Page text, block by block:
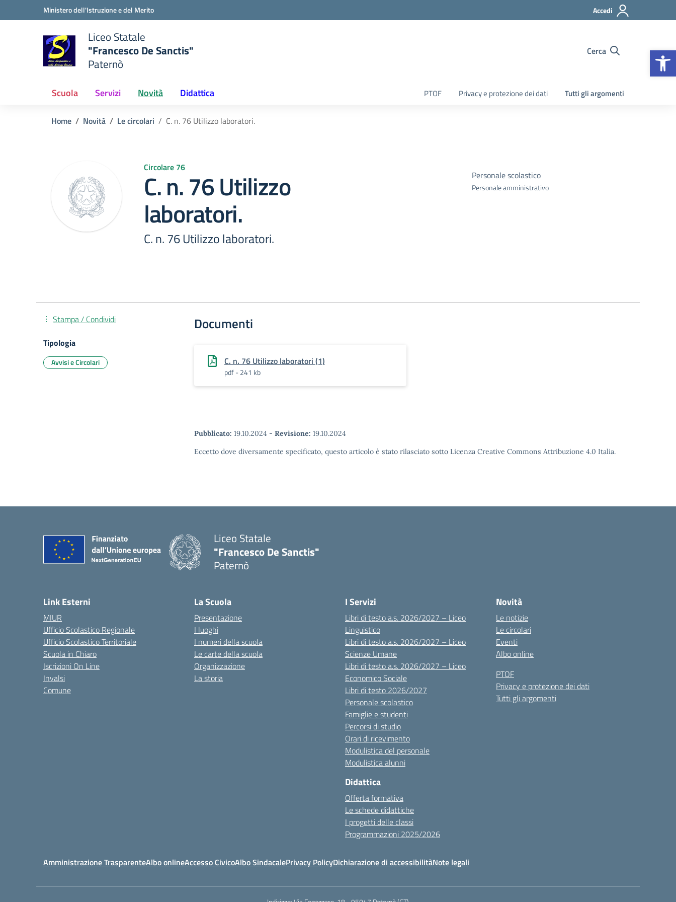
Vai ai contenuti
Vai al menu di navigazioneMinistero dell'Istruzione e del Merito Accedi
scuola
Liceo Statale
"Francesco De Sanctis"
Paternò
Cerca
Scuola Servizi Novità Didattica PTOF Privacy e protezione dei dati Tutti gli argomenti
Home Novità Le circolari C. n. 76 Utilizzo laboratori.
Circolare 76
C. n. 76 Utilizzo
laboratori.
C. n. 76 Utilizzo laboratori.
Personale scolastico
Personale amministrativo
Documenti
C. n. 76 Utilizzo laboratori (1)
pdf - 241 kb
Pubblicato: 19.10.2024 - Revisione: 19.10.2024
Eccetto dove diversamente specificato, questo articolo è stato rilasciato sotto Licenza Creative Commons Attribuzione 4.0 Italia.
Stampa / Condividi
Tipologia
Avvisi e Circolari
Liceo Statale
"Francesco De Sanctis"
Paternò
Link Esterni
MIUR
Ufficio Scolastico Regionale
Ufficio Scolastico Territoriale
Scuola in Chiaro
Iscrizioni On Line
Invalsi
Comune
La Scuola
Presentazione
I luoghi
I numeri della scuola
Le carte della scuola
Organizzazione
La storia
I Servizi
Libri di testo a.s. 2026/2027 – Liceo
Linguistico
Libri di testo a.s. 2026/2027 – Liceo
Scienze Umane
Libri di testo a.s. 2026/2027 – Liceo
Economico Sociale
Libri di testo 2026/2027
Personale scolastico
Famiglie e studenti
Percorsi di studio
Orari di ricevimento
Modulistica del personale
Modulistica alunni
Didattica
Offerta formativa
Le schede didattiche
I progetti delle classi
Programmazioni 2025/2026
Novità
Le notizie
Le circolari
Eventi
Albo online
PTOF
Privacy e protezione dei dati
Tutti gli argomenti
Amministrazione TrasparenteAlbo onlineAccesso CivicoAlbo SindacalePrivacy PolicyDichiarazione di accessibilitàNote legali